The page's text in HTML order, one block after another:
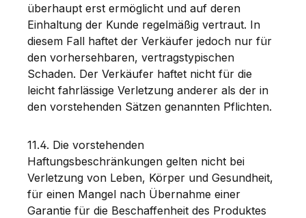
überhaupt erst ermöglicht und auf deren
Einhaltung der Kunde regelmäßig vertraut. In
diesem Fall haftet der Verkäufer jedoch nur für
den vorhersehbaren, vertragstypischen
Schaden. Der Verkäufer haftet nicht für die
leicht fahrlässige Verletzung anderer als der in
den vorstehenden Sätzen genannten Pflichten.
11.4. Die vorstehenden
Haftungsbeschränkungen gelten nicht bei
Verletzung von Leben, Körper und Gesundheit,
für einen Mangel nach Übernahme einer
Garantie für die Beschaffenheit des Produktes